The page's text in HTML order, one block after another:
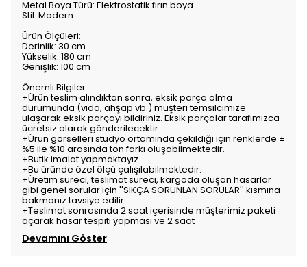
Metal Boya Türü: Elektrostatik fırın boya
Stil: Modern
Ürün Ölçüleri:
Derinlik: 30 cm
Yükselik: 180 cm
Genişlik: 100 cm
Önemli Bilgiler:
+Ürün teslim alındıktan sonra, eksik parça olma
durumunda (vida, ahşap vb.) müşteri temsilcimize
ulaşarak eksik parçayı bildiriniz. Eksik parçalar tarafımızca
ücretsiz olarak gönderilecektir.
+Ürün görselleri stüdyo ortamında çekildiği için renklerde ±
%5 ile %10 arasında ton farkı oluşabilmektedir.
+Butik imalat yapmaktayız.
+Bu üründe özel ölçü çalışılabilmektedir.
+Üretim süreci, teslimat süreci, kargoda oluşan hasarlar
gibi genel sorular için ''SIKÇA SORUNLAN SORULAR'' kısmına
bakmanız tavsiye edilir.
+Teslimat sonrasında 2 saat içerisinde müşterimiz paketi
açarak hasar tespiti yapması ve 2 saat
Devamını Göster